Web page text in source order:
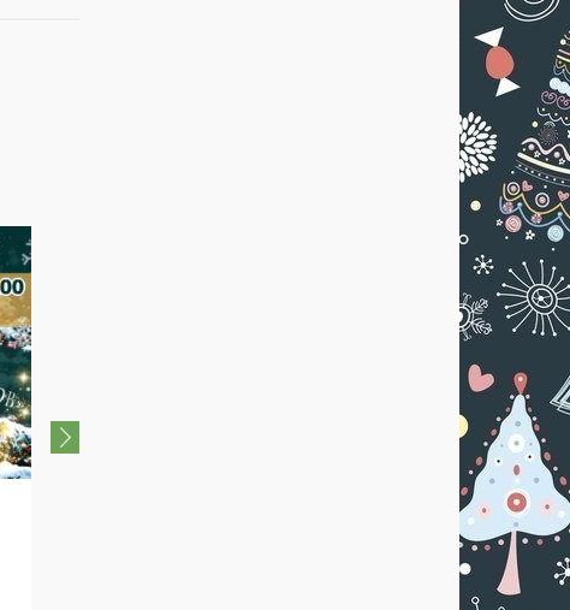
Новогодние ёлки 2023
«Новогодние
«Как приручить дракона»,
«Лесная красавица»
17 Декабря 2023 - 24
Декабря 2023